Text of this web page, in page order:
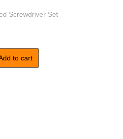
Screwdriver Set
to cart